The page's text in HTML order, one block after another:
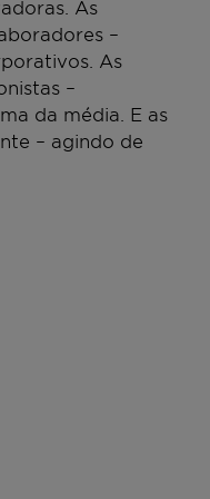
34°C
As
–
As
–
da média. E as
– agindo de